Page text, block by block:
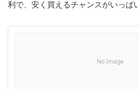
利で、安く買えるチャンスがいっぱ
No Image